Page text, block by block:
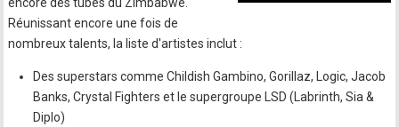
Réunissant encore une fois de
nombreux talents, la liste d'artistes inclut :
Des superstars comme Childish Gambino, Gorillaz, Logic, Jacob
Banks, Crystal Fighters et le supergroupe LSD (Labrinth, Sia &
Diplo)